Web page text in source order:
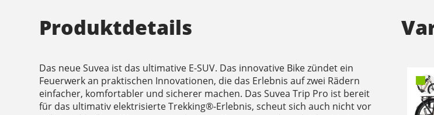
Produktdetails
Das neue Suvea ist das ultimative E-SUV. Das innovative Bike zündet ein
Feuerwerk an praktischen Innovationen, die das Erlebnis auf zwei Rädern
einfacher, komfortabler und sicherer machen. Das Suvea Trip Pro ist bereit
für das ultimativ elektrisierte Trekking®-Erlebnis, scheut sich auch nicht vor